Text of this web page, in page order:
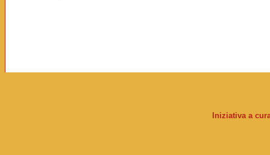
Iniziativa a